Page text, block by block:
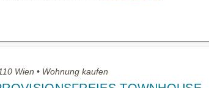
Wien • Wohnung kaufen